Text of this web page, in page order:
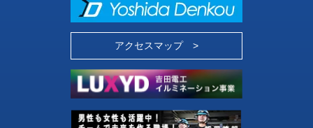
アクセスマップ >